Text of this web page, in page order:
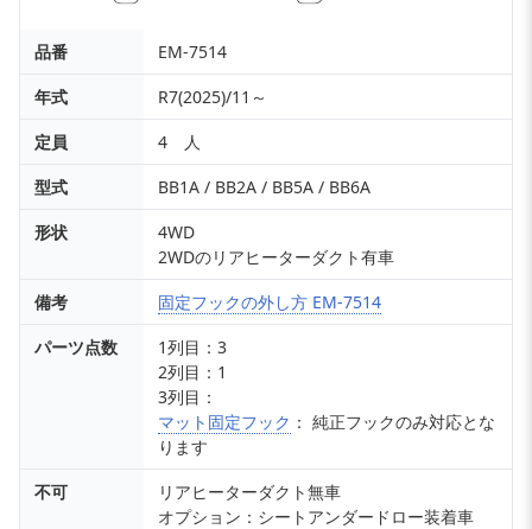
品番
EM-7514
年式
R7(2025)/11～
定員
4 人
型式
BB1A / BB2A / BB5A / BB6A
形状
4WD
2WDのリアヒーターダクト有車
備考
固定フックの外し方 EM-7514
パーツ点数
1列目：3
2列目：1
3列目：
マット固定フック ： 純正フックのみ対応とな
ります
不可
リアヒーターダクト無車
オプション：シートアンダードロー装着車